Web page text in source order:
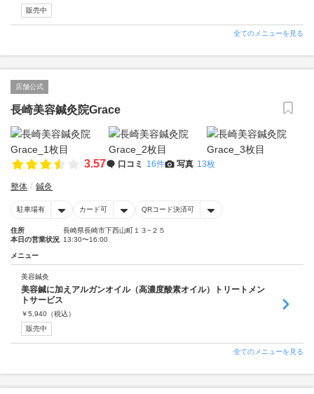
販売中
全てのメニューを見る
店舗公式
長崎美容鍼灸院Grace
3.57 口コミ 16件 写真 13枚
整体 鍼灸
駐車場有 カード可 QRコード決済可
住所
長崎県長崎市下西山町１３−２５
本日の営業状況 13:30〜16:00
メニュー
美容鍼灸
美容鍼に加えアルガンオイル（高濃度酸素オイル）トリートメン
トサービス
￥5,940 （税込）
販売中
全てのメニューを見る